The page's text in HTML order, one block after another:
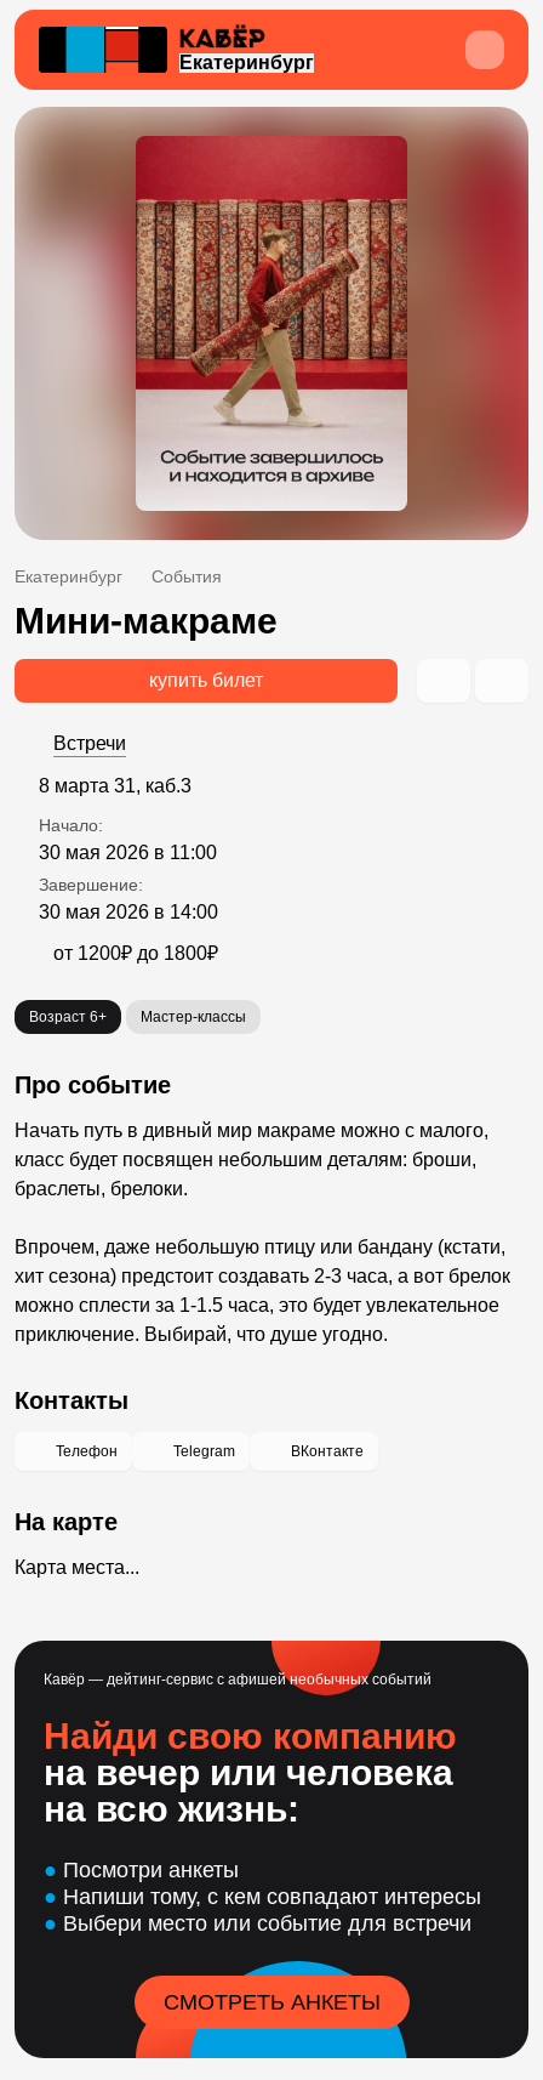
Екатеринбург
Екатеринбург События
Мини-макраме
купить билет
Встречи
8 марта 31, каб.3
Начало:
30 мая 2026 в 11:00
Завершение:
30 мая 2026 в 14:00
от 1200₽ до 1800₽
Возраст 6+ Мастер-классы
Про событие
Начать путь в дивный мир макраме можно с малого,
класс будет посвящен небольшим деталям: броши,
браслеты, брелоки.
Впрочем, даже небольшую птицу или бандану (кстати,
хит сезона) предстоит создавать 2-3 часа, а вот брелок
можно сплести за 1-1.5 часа, это будет увлекательное
приключение. Выбирай, что душе угодно.
Контакты
Телефон Telegram ВКонтакте
На карте
Карта места...
Кавёр — дейтинг-сервис с афишей необычных событий
Найди свою компанию
на вечер или человека
на всю жизнь:
● Посмотри анкеты
● Напиши тому, с кем совпадают интересы
● Выбери место или событие для встречи
СМОТРЕТЬ АНКЕТЫ